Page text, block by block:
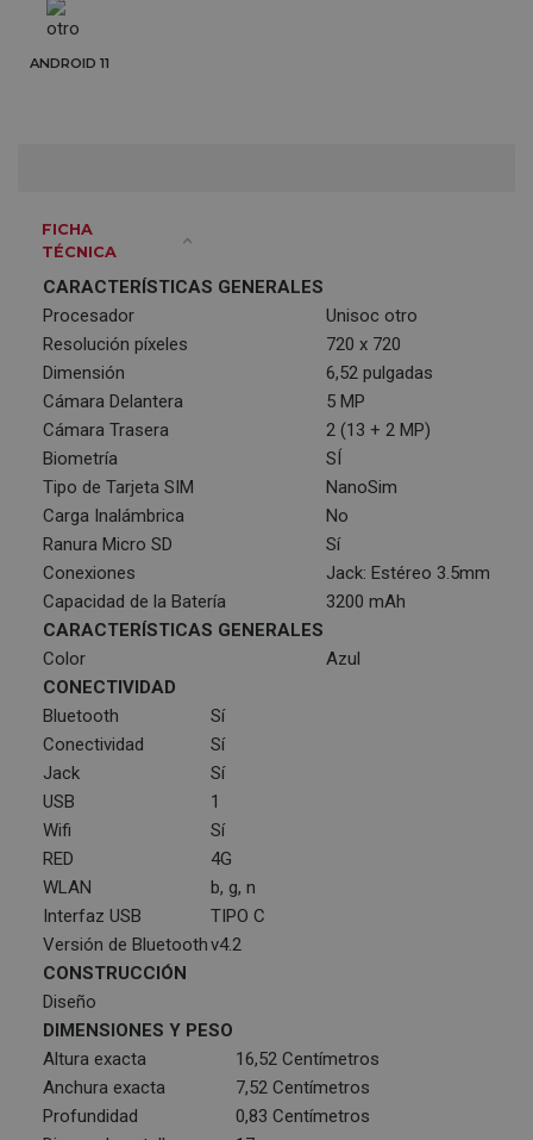
ANDROID 11
FICHA
TÉCNICA
CARACTERÍSTICAS GENERALES
Procesador
Unisoc otro
Resolución píxeles
720 x 720
Dimensión
6,52 pulgadas
Cámara Delantera
5 MP
Cámara Trasera
2 (13 + 2 MP)
Biometría
SÍ
Tipo de Tarjeta SIM
NanoSim
Carga Inalámbrica
No
Ranura Micro SD
Sí
Conexiones
Jack: Estéreo 3.5mm
Capacidad de la Batería
3200 mAh
CARACTERÍSTICAS GENERALES
Color
Azul
CONECTIVIDAD
Bluetooth
Sí
Conectividad
Sí
Jack
Sí
USB
1
Wifi
Sí
RED
4G
WLAN
b, g, n
Interfaz USB
TIPO C
Versión de Bluetoothv4.2
CONSTRUCCIÓN
Diseño
DIMENSIONES Y PESO
Altura exacta
16,52 Centímetros
Anchura exacta
7,52 Centímetros
Profundidad
0,83 Centímetros